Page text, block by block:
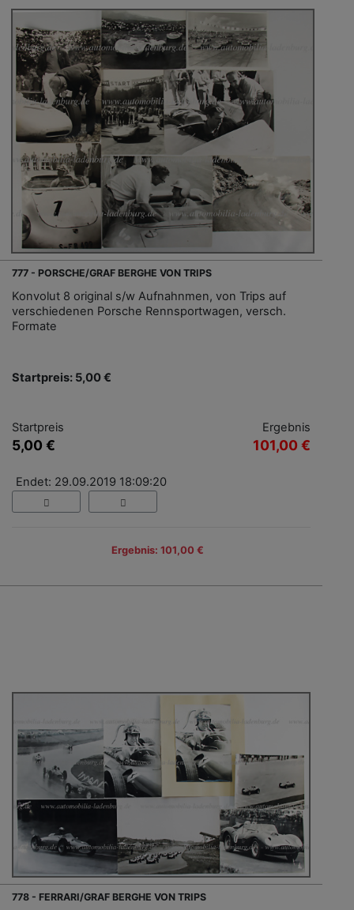
777 - PORSCHE/GRAF BERGHE VON TRIPS
Konvolut 8 original s/w Aufnahnmen, von Trips auf
verschiedenen Porsche Rennsportwagen, versch.
Formate
Startpreis: 5,00 €
Startpreis
5,00 €
Ergebnis
101,00 €
Endet: 29.09.2019 18:09:20
Ergebnis: 101,00 €
778 - FERRARI/GRAF BERGHE VON TRIPS